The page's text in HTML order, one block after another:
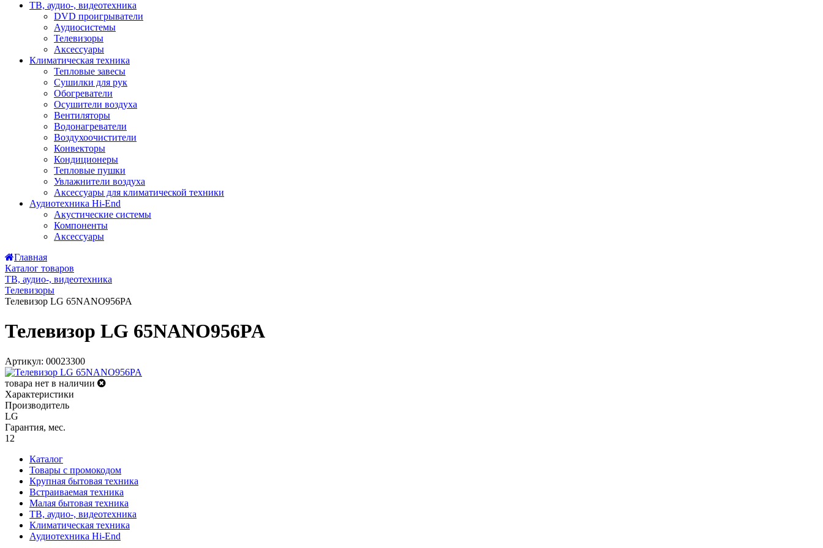
ТВ, аудио-, видеотехника
DVD проигрыватели
Аудиосистемы
Телевизоры
Аксессуары
Климатическая техника
Тепловые завесы
Сушилки для рук
Обогреватели
Осушители воздуха
Вентиляторы
Водонагреватели
Воздухоочистители
Конвекторы
Кондиционеры
Тепловые пушки
Увлажнители воздуха
Аксессуары для климатической техники
Аудиотехника Hi-End
Акустические системы
Компоненты
Аксессуары
Главная
Каталог товаров
ТВ, аудио-, видеотехника
Телевизоры
Телевизор LG 65NANO956PA
Телевизор LG 65NANO956PA
Артикул: 00023300
товара нет в наличии
Характеристики
Производитель
LG
Гарантия, мес.
12
Каталог
Товары с промокодом
Крупная бытовая техника
Встраиваемая техника
Малая бытовая техника
ТВ, аудио-, видеотехника
Климатическая техника
Аудиотехника Hi-End